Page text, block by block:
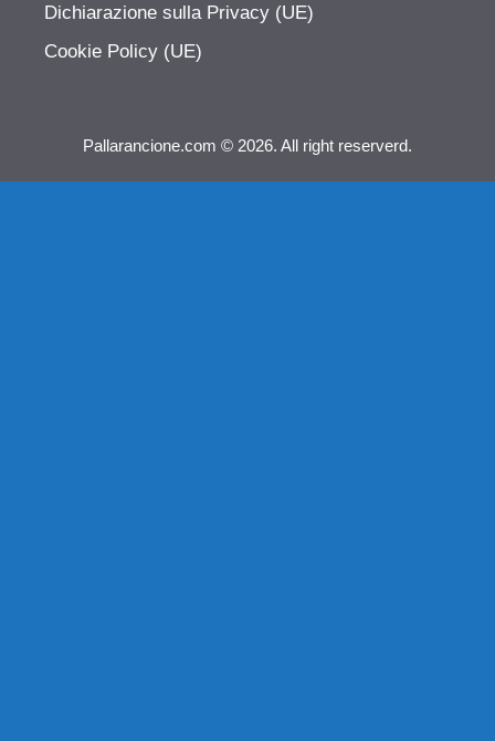
Dichiarazione sulla Privacy (UE)
Cookie Policy (UE)
Pallarancione.com © 2026. All right reserverd.